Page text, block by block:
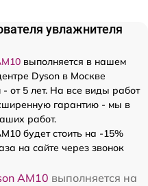
увлажнителя
выполняется в нашем
Dyson в Москве
от 5 лет. На все виды работ
гарантию - мы в
работ.
будет стоить на -15%
на сайте через звонок
AM10 выполняется на